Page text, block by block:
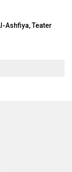
Ashfiya, Teater